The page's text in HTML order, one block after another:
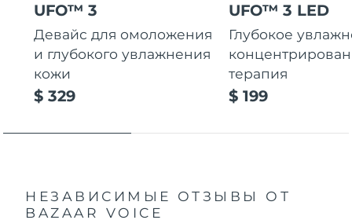
UFO™ 3
Девайс для омоложения
и глубокого увлажнения
кожи
$ 329
UFO™ 3 LED
Глубокое
терапия
$ 199
НЕЗАВИСИМЫЕ ОТЗЫВЫ
ОТ
BAZAAR VOICE